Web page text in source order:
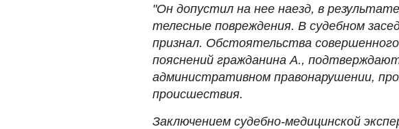
"Он допустил на нее наезд, в
телесные повреждения. В судебном
признал. Обстоятельства
пояснений гражданина А.,
административном правонарушении,
происшествия.
Заключением судебно-медицинской